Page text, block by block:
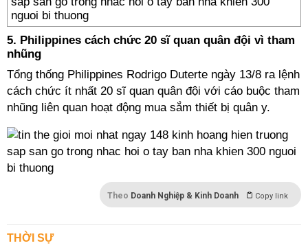
5. Philippines cách chức 20 sĩ quan quân đội vì tham
nhũng
Tổng thống Philippines Rodrigo Duterte ngày 13/8 ra lệnh
cách chức ít nhất 20 sĩ quan quân đội với cáo buộc tham
nhũng liên quan hoạt động mua sắm thiết bị quân y.
Theo Doanh Nghiệp & Kinh Doanh Copy link
THỜI SỰ